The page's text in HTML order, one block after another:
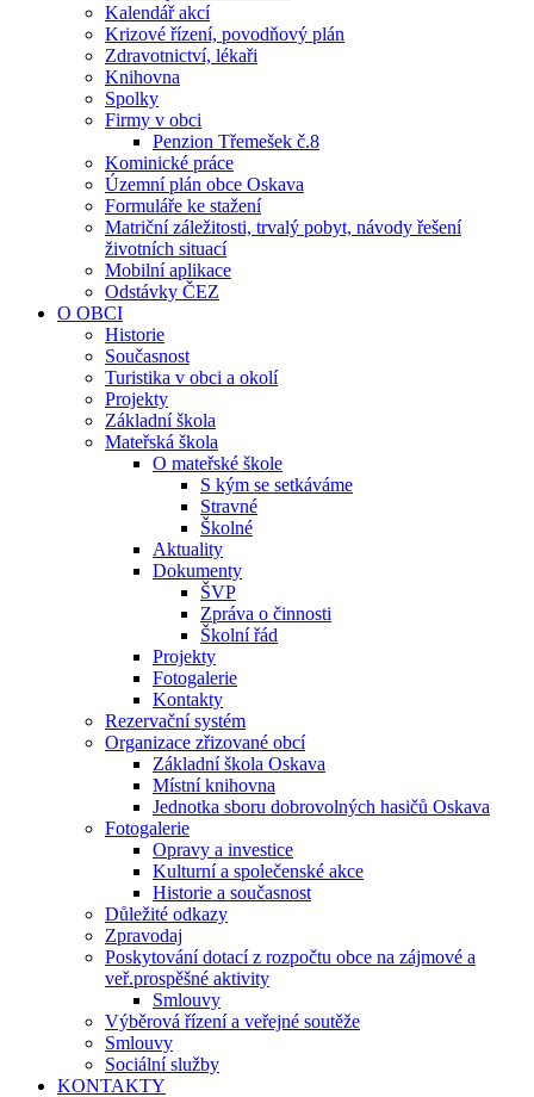
Kalendář akcí
Krizové řízení, povodňový plán
Zdravotnictví, lékaři
Knihovna
Spolky
Firmy v obci
Penzion Třemešek č.8
Kominické práce
Územní plán obce Oskava
Formuláře ke stažení
Matriční záležitosti, trvalý pobyt, návody řešení
životních situací
Mobilní aplikace
Odstávky ČEZ
O OBCI
Historie
Současnost
Turistika v obci a okolí
Projekty
Základní škola
Mateřská škola
O mateřské škole
S kým se setkáváme
Stravné
Školné
Aktuality
Dokumenty
ŠVP
Zpráva o činnosti
Školní řád
Projekty
Fotogalerie
Kontakty
Rezervační systém
Organizace zřizované obcí
Základní škola Oskava
Místní knihovna
Jednotka sboru dobrovolných hasičů Oskava
Fotogalerie
Opravy a investice
Kulturní a společenské akce
Historie a současnost
Důležité odkazy
Zpravodaj
Poskytování dotací z rozpočtu obce na zájmové a
veř.prospěšné aktivity
Smlouvy
Výběrová řízení a veřejné soutěže
Smlouvy
Sociální služby
KONTAKTY